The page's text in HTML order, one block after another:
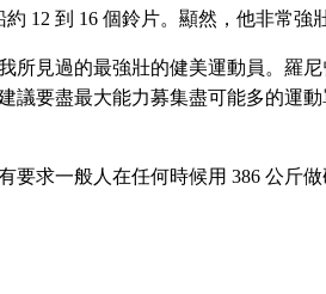
12 到 16 個鈴片。顯然，他非常強壯
所見過的最強壯的健美運動員。羅尼
議要盡最大能力募集盡可能多的運動
要求一般人在任何時候用 386 公斤做